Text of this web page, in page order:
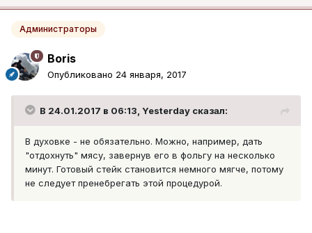
Администраторы
Boris
Опубликовано 24 января, 2017
В 24.01.2017 в 06:13, Yesterday сказал:
В духовке - не обязательно. Можно, например, дать
"отдохнуть" мясу, завернув его в фольгу на несколько
минут. Готовый стейк становится немного мягче, потому
не следует пренебрегать этой процедурой.